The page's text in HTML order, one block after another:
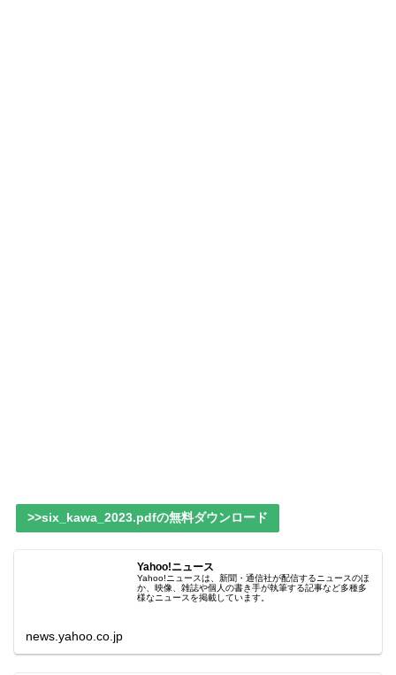
>>six_kawa_2023.pdfの無料ダウンロード
Yahoo!ニュース
Yahoo!ニュースは、新聞・通信社が配信するニュースのほ
か、映像、雑誌や個人の書き手が執筆する記事など多種多
様なニュースを掲載しています。
news.yahoo.co.jp